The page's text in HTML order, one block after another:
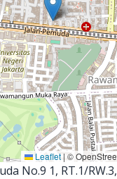
Leaflet | ©
No.9 1, RT.1/RW.3,